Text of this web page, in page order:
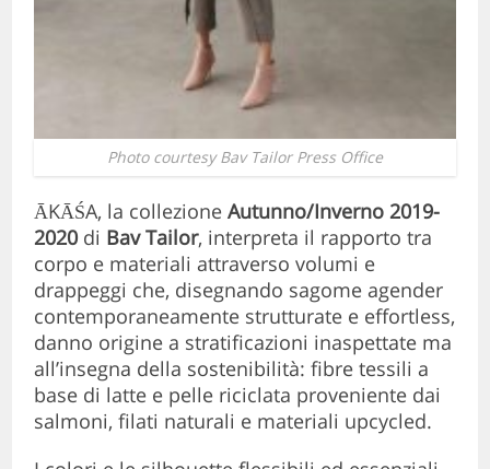
Photo courtesy Bav Tailor Press Office
ĀKĀŚA, la collezioneAutunno/Inverno 2019-
2020 di Bav Tailor, interpreta il rapporto tra
corpo e materiali attraverso volumi e
drappeggi che, disegnando sagome agender
contemporaneamente strutturate e effortless,
danno origine a stratificazioni inaspettate ma
all’insegna della sostenibilità: fibre tessili a
base di latte e pelle riciclata proveniente dai
salmoni, filati naturali e materiali upcycled.